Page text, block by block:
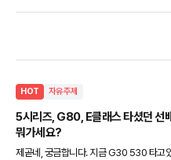
HOT 자유주제
5시리즈, G80, E클래스 타셨던 선
뭐가세요?
제곧네, 궁금합니다. 지금 G30 530 타고있습니다. 기변병이 도지는